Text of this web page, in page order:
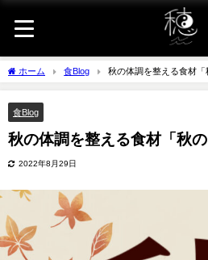
ホーム 食Blog 秋の体調を整える食材「
食Blog
秋の体調を整える食材「秋
2022年8月29日